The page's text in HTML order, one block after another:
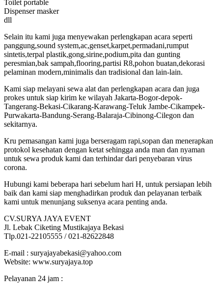
Toilet portable
Dispenser masker
dll
Selain itu kami juga menyewakan perlengkapan acara seperti
panggung,sound system,ac,genset,karpet,permadani,rumput
sintetis,terpal plastik,gong,sirine,podium,pita dan gunting
peresmian,bak sampah,flooring,partisi R8,pohon buatan,dekorasi
pelaminan modern,minimalis dan tradisional dan lain-lain.
Kami siap melayani sewa alat dan perlengkapan acara dan juga
prokes untuk siap kirim ke wilayah Jakarta-Bogor-depok-
Tangerang-Bekasi-Cikarang-Karawang-Teluk Jambe-Cikampek-
Purwakarta-Bandung-Serang-Balaraja-Cibinong-Cilegon dan
sekitarnya.
Kru pemasangan kami juga berseragam rapi,sopan dan menerapkan
protokol kesehatan dengan ketat sehingga anda man dan nyaman
untuk sewa produk kami dan terhindar dari penyebaran virus
corona.
Hubungi kami beberapa hari sebelum hari H, untuk persiapan lebih
baik dan kami siap menghadirkan produk dan pelayanan terbaik
kami untuk menunjang suksenya acara penting anda.
CV.SURYA JAYA EVENT
Jl. Lebak Ciketing Mustikajaya Bekasi
Tlp.021-22105555 / 021-82622848
E-mail : suryajayabekasi@yahoo.com
Website: www.suryajaya.top
Pelayanan 24 jam :